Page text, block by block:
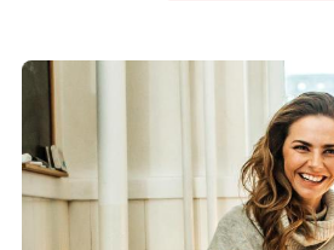
Image